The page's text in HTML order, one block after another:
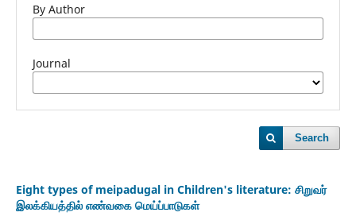
By Author
Journal
Search
Eight types of meipadugal in Children's literature: சிறுவர்
இலக்கியத்தில் எண்வகை மெய்ப்பாடுகள்